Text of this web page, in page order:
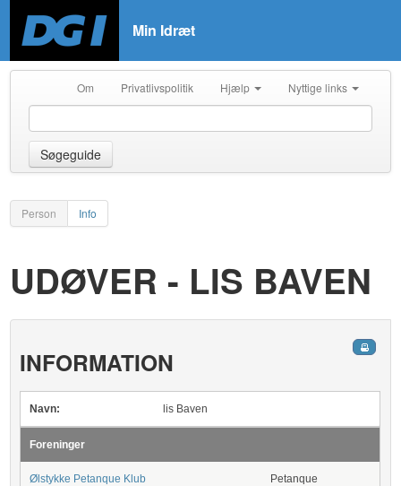
Min Idræt
Om Privatlivspolitik Hjælp Nyttige links
Søgeguide
Person Info
UDØVER - LIS BAVEN
INFORMATION
Navn: lis Baven
Foreninger
Ølstykke Petanque Klub Petanque